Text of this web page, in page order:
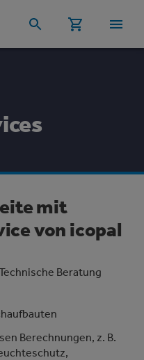
mit
von icopal
Beratung
Berechnungen, z. B.